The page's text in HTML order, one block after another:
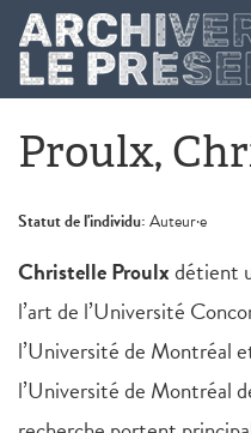
Aller au contenu principal
Proulx,
Statut de l'individu:Auteur·e
Christelle Proulxdétient
l’art de l’Université
l’Université de Montréal
l’Université de Montréal